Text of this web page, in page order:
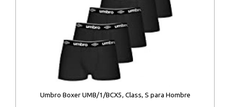
Umbro Boxer UMB/1/BCX5, Class, S para Hombre